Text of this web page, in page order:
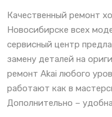
Качественный ремонт
Новосибирске всех
сервисный центр
замену деталей на
ремонт Akai любого
работают как в
Дополнительно –